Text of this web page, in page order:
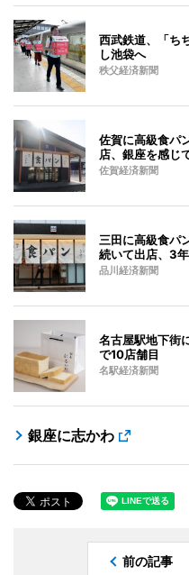
西武鉄道、「ち
し池袋へ
秩父経済新聞
佐賀に高級食パ
店、銀座を感じ
佐賀経済新聞
三田に高級食パ
続いて出店、3
品川経済新聞
名古屋駅地下街
で10店舗目
名駅経済新聞
銀座に志かわ
前の記事